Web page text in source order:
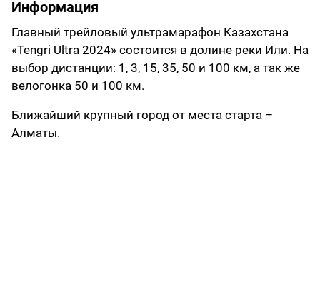
Информация
Главный трейловый ультрамарафон Казахстана
«Tengri Ultra 2024» состоится в долине реки Или. На
выбор дистанции: 1, 3, 15, 35, 50 и 100 км, а так же
велогонка 50 и 100 км.
Ближайший крупный город от места старта –
Алматы.